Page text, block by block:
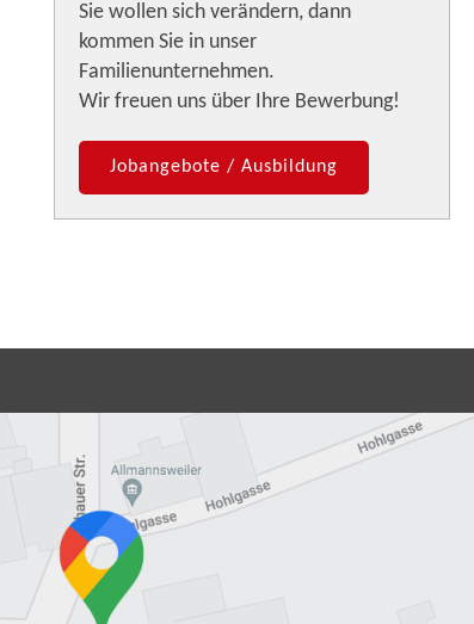
Sie wollen sich verändern, dann
kommen Sie in unser
Familienunternehmen.
Wir freuen uns über Ihre Bewerbung!
Jobangebote / Ausbildung